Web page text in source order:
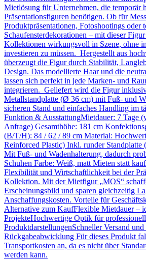
Mietlösung für Unternehmen, die temporär
Präsentationsfiguren benötigen. Ob für
Produktpräsentationen, Fotoshootings oder
Schaufensterdekorationen – mit dieser
Kollektionen wirkungsvoll in Szene, ohne
investieren zu müssen. Hergestellt aus
überzeugt die Figur durch Stabilität,
Design. Das modellierte Haar und die
lassen sich perfekt in jede Marken- und
integrieren. Geliefert wird die Figur
Metallstandplatte (Ø 36 cm) mit Fuß- und
sicheren Stand und einfaches Handling im
Funktion & AusstattungMietdauer: 7 Tage
Anfrage) Gesamthöhe: 181 cm
(B/T/H): 84 / 62 / 89 cm Material:
Reinforced Plastic) Inkl. runder
Mit Fuß- und Wadenhalterung, dadurch
Schuhen Farbe: Weiß, matt Mieten statt
Flexibilität und Wirtschaftlichkeit bei der
Kollektion. Mit der Mietfigur „MOS“
Erscheinungsbild und sparen gleichzeitig
Anschaffungskosten. Vorteile für
Alternative zum KaufFlexible Mietdauer –
ProjekteHochwertige Optik für
ProduktdarstellungenSchneller Versand und
Rückgabeabwicklung Für dieses Produkt
Transportkosten an, da es nicht über
werden kann.